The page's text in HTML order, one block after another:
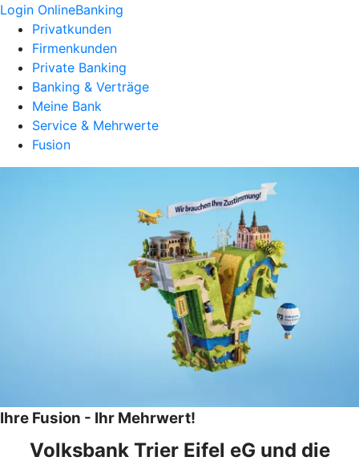
Login OnlineBanking
Privatkunden
Firmenkunden
Private Banking
Banking & Verträge
Meine Bank
Service & Mehrwerte
Fusion
Ihre Fusion - Ihr Mehrwert!
Volksbank Trier Eifel eG und die